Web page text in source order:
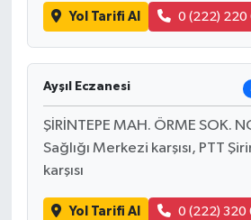
Yol Tarifi Al 0 (222) 220
Ayşıl Eczanesi
ŞİRİNTEPE MAH. ÖRME SOK.
Sağlığı Merkezi karşısı, PTT
karşısı
Yol Tarifi Al 0 (222) 320